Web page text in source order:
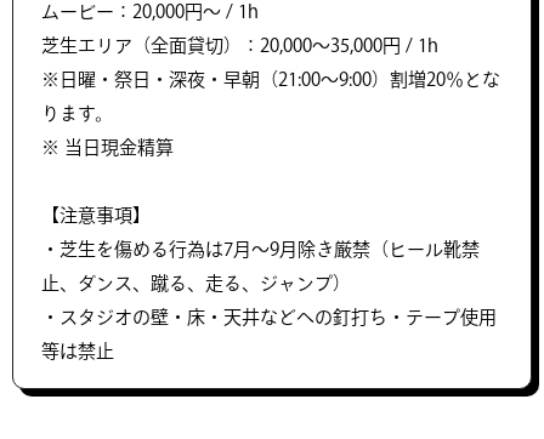
ムービー：20,000円〜 / 1h
芝生エリア（全面貸切）：20,000〜35,000円 / 1h
※日曜・祭日・深夜・早朝（21:00～9:00）割増20％とな
ります。
※ 当日現金精算
【注意事項】
・芝生を傷める行為は7月〜9月除き厳禁（ヒール靴禁
止、ダンス、蹴る、走る、ジャンプ）
・スタジオの壁・床・天井などへの釘打ち・テープ使用
等は禁止